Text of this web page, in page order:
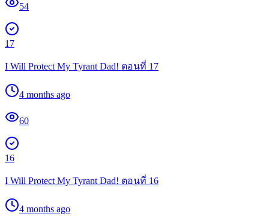
54
17
I Will Protect My Tyrant Dad! ตอนที่ 17
4 months ago
60
16
I Will Protect My Tyrant Dad! ตอนที่ 16
4 months ago